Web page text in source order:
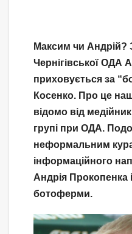
Максим чи Андрій?
Чернігівської ОДА
приховується за
Косенко. Про це
відомо від
групі при ОДА.
неформальним
інформаційного
Андрія Прокопенка
ботоферми.